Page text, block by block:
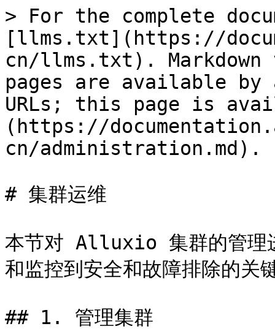
> For the complete
[llms.txt](https://
cn/llms.txt). Markdown
pages are available by
URLs; this page is
(https://
cn/administration.md).
# 集群运维
本节对 Alluxio 集群的管理
和监控到安全和故障排除的关
## 1. 管理集群